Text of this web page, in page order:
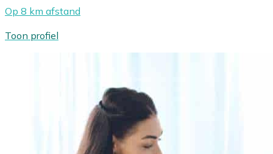
Op 8 km afstand
Toon profiel